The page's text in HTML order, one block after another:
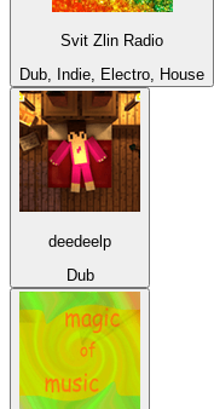
Svit Zlin Radio
Dub, Indie, Electro, House
deedeelp
Dub